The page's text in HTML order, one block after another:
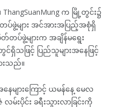
ThangSuanMung က မြို့တွင်း၌
ဖွဲ့များ အင်အားအပြည့်အစုံရှိ
ပ်ဖွဲ့များက အချိန်မရွေး
သဖြင့် ပြည်သူများအနေဖြင့်
းသည်။
များကြောင့် ယမန်နေ့ မေလ
းပိုင်း ခရီးသွားလာခြင်းကို